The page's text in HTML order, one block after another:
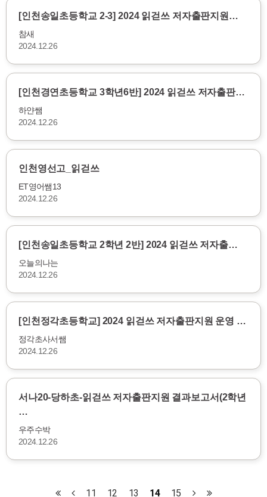
[인천송일초등학교 2-3] 2024 읽걷쓰 저자출판지원…
참새
2024.12.26
[인천경연초등학교 3학년6반] 2024 읽걷쓰 저자출판…
하얀쌤
2024.12.26
인천영선고_읽걷쓰
ET영어쌤13
2024.12.26
[인천송일초등학교 2학년 2반] 2024 읽걷쓰 저자출…
오늘의나는
2024.12.26
[인천정각초등학교] 2024 읽걷쓰 저자출판지원 운영 …
정각초사서쌤
2024.12.26
서나20-당하초-읽걷쓰 저자출판지원 결과보고서(2학년
…
우주수박
2024.12.26
11 12 13 14 15